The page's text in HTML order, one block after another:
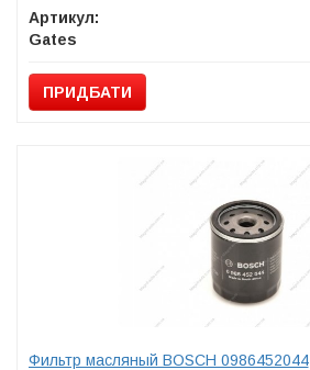
Артикул:
Gates
ПРИДБАТИ
Фильтр масляный BOSCH 0986452044